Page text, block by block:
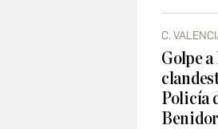
C.
Golpe a
Policía